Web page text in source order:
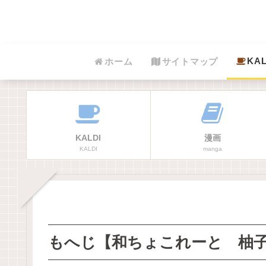
ホーム サイトマップ
KALDI
KALDI
漫画
manga
もへじ【和ちょこれーと 柚